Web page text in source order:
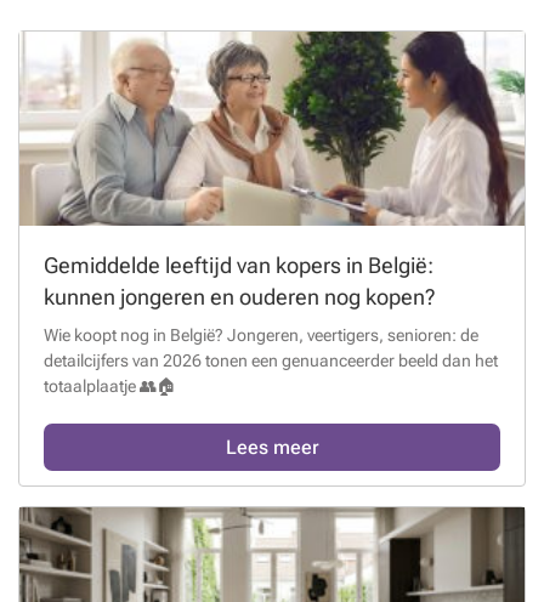
Gemiddelde leeftijd van kopers in België:
kunnen jongeren en ouderen nog kopen?
Wie koopt nog in België? Jongeren, veertigers, senioren: de
detailcijfers van 2026 tonen een genuanceerder beeld dan het
totaalplaatje 👥🏠
Lees meer